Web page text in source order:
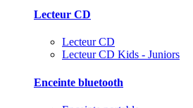
Lecteur CD
Lecteur CD
Lecteur CD Kids - Juniors
Enceinte bluetooth